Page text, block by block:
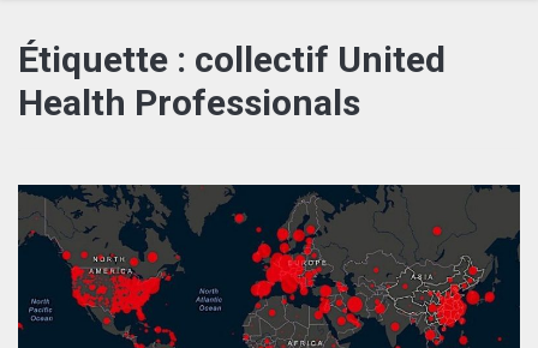
Étiquette : collectif United
Health Professionals